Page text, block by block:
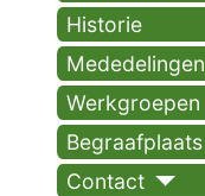
Historie
Mededelingen
Werkgroepen
Begraafplaats
Contact